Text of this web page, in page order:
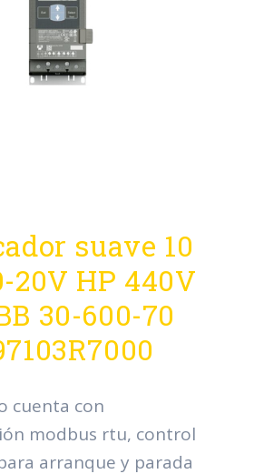
suave 10
20V HP 440V
30-600-70
cuenta con
modbus rtu, control
arranque y parada